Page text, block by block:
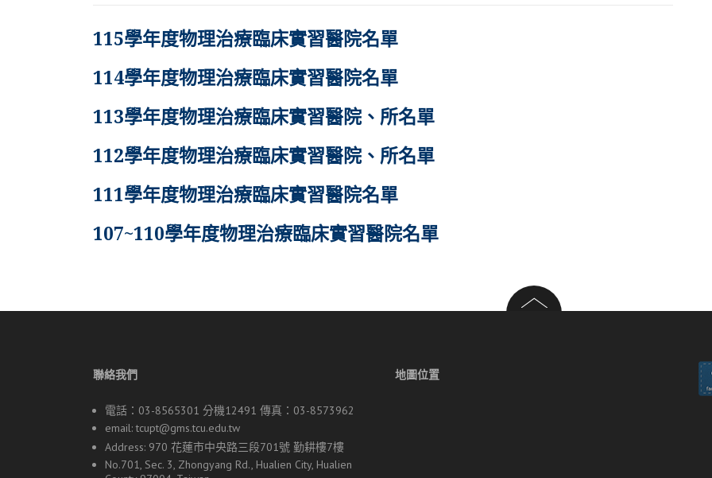
115學年度物理治療臨床實習醫院名單
114學年度物理治療臨床實習醫院名單
113學年度物理治療臨床實習醫院、所名單
112學年度物理治療臨床實習醫院、所名單
111學年度物理治療臨床實習醫院名單
107~110學年度物理治療臨床實習醫院名單
聯絡我們
電話：03-8565301 分機12491 傳真：03-8573962
email:tcupt@gms.tcu.edu.tw
Address: 970 花蓮市中央路三段701號 勤耕樓7樓
No.701, Sec. 3, Zhongyang Rd., Hualien City, Hualien
地圖位置